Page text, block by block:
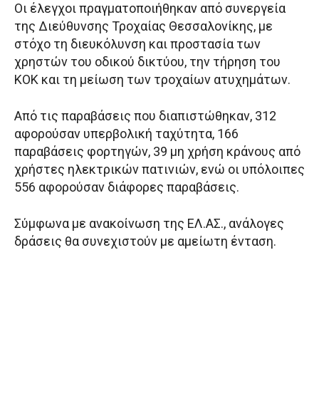
Οι έλεγχοι πραγματοποιήθηκαν από συνεργεία
της Διεύθυνσης Τροχαίας Θεσσαλονίκης, με
στόχο τη διευκόλυνση και προστασία των
χρηστών του οδικού δικτύου, την τήρηση του
ΚΟΚ και τη μείωση των τροχαίων ατυχημάτων.
Από τις παραβάσεις που διαπιστώθηκαν, 312
αφορούσαν υπερβολική ταχύτητα, 166
παραβάσεις φορτηγών, 39 μη χρήση κράνους από
χρήστες ηλεκτρικών πατινιών, ενώ οι υπόλοιπες
556 αφορούσαν διάφορες παραβάσεις.
Σύμφωνα με ανακοίνωση της ΕΛ.ΑΣ., ανάλογες
δράσεις θα συνεχιστούν με αμείωτη ένταση.